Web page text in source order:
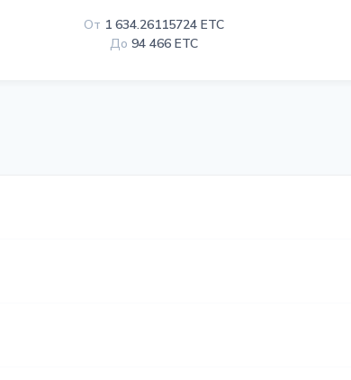
От 1 634.26115724 ETC
До 94 466 ETC